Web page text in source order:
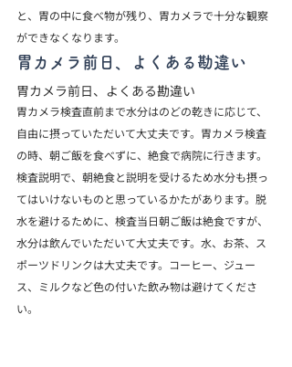
と、胃の中に食べ物が残り、胃カメラで十分な観察
ができなくなります。
胃カメラ前日、よくある勘違い
胃カメラ前日、よくある勘違い
胃カメラ検査直前まで水分はのどの乾きに応じて、
自由に摂っていただいて大丈夫です。胃カメラ検査
の時、朝ご飯を食べずに、絶食で病院に行きます。
検査説明で、朝絶食と説明を受けるため水分も摂っ
てはいけないものと思っているかたがあります。脱
水を避けるために、検査当日朝ご飯は絶食ですが、
水分は飲んでいただいて大丈夫です。水、お茶、ス
ポーツドリンクは大丈夫です。コーヒー、ジュー
ス、ミルクなど色の付いた飲み物は避けてくださ
い。